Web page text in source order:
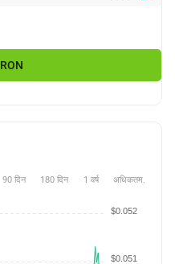
RON
90 दिन 180 दिन 1 वर्ष अधिकतम.
$0.051
$0.052